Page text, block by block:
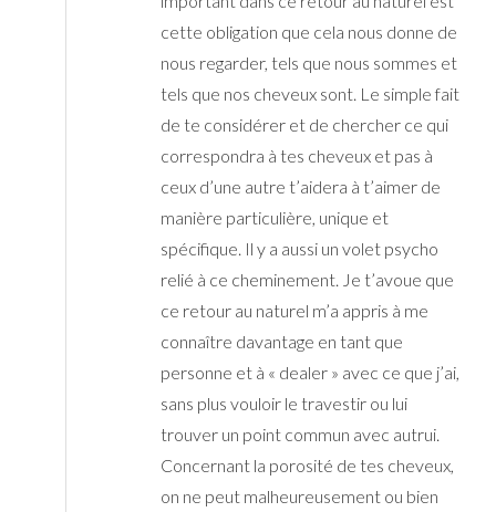
cette obligation que cela nous donne de
nous regarder, tels que nous sommes et
tels que nos cheveux sont. Le simple fait
de te considérer et de chercher ce qui
correspondra à tes cheveux et pas à
ceux d’une autre t’aidera à t’aimer de
manière particulière, unique et
spécifique. Il y a aussi un volet psycho
relié à ce cheminement. Je t’avoue que
ce retour au naturel m’a appris à me
connaître davantage en tant que
personne et à « dealer » avec ce que j’ai,
sans plus vouloir le travestir ou lui
trouver un point commun avec autrui.
Concernant la porosité de tes cheveux,
on ne peut malheureusement ou bien